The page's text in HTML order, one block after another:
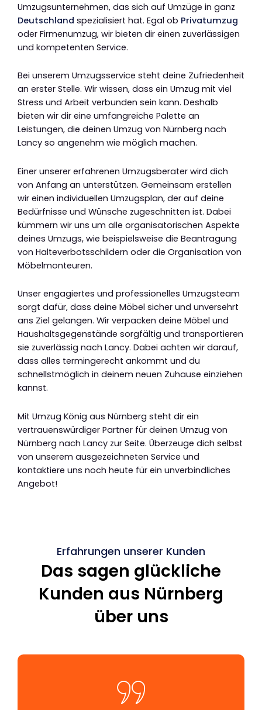
Umzugsunternehmen, das sich auf Umzüge in ganz
Deutschland spezialisiert hat. Egal ob Privatumzug
oder Firmenumzug, wir bieten dir einen zuverlässigen
und kompetenten Service.
Bei unserem Umzugsservice steht deine Zufriedenheit
an erster Stelle. Wir wissen, dass ein Umzug mit viel
Stress und Arbeit verbunden sein kann. Deshalb
bieten wir dir eine umfangreiche Palette an
Leistungen, die deinen Umzug von Nürnberg nach
Lancy so angenehm wie möglich machen.
Einer unserer erfahrenen Umzugsberater wird dich
von Anfang an unterstützen. Gemeinsam erstellen
wir einen individuellen Umzugsplan, der auf deine
Bedürfnisse und Wünsche zugeschnitten ist. Dabei
kümmern wir uns um alle organisatorischen Aspekte
deines Umzugs, wie beispielsweise die Beantragung
von Halteverbotsschildern oder die Organisation von
Möbelmonteuren.
Unser engagiertes und professionelles Umzugsteam
sorgt dafür, dass deine Möbel sicher und unversehrt
ans Ziel gelangen. Wir verpacken deine Möbel und
Haushaltsgegenstände sorgfältig und transportieren
sie zuverlässig nach Lancy. Dabei achten wir darauf,
dass alles termingerecht ankommt und du
schnellstmöglich in deinem neuen Zuhause einziehen
kannst.
Mit Umzug König aus Nürnberg steht dir ein
vertrauenswürdiger Partner für deinen Umzug von
Nürnberg nach Lancy zur Seite. Überzeuge dich selbst
von unserem ausgezeichneten Service und
kontaktiere uns noch heute für ein unverbindliches
Angebot!
Erfahrungen unserer Kunden
Das sagen glückliche
Kunden aus Nürnberg
über uns